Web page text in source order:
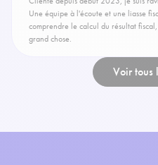
Une équipe à l'écoute et une liasse
comprendre le calcul du résultat
grand chose.
Voir tous